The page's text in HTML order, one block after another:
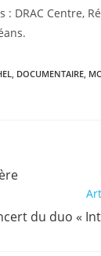
DRAC Centre,
DOCUMENTAIRE
du duo «